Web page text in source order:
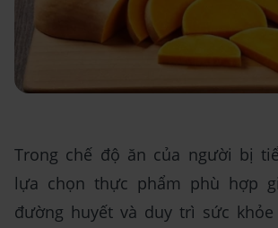
Trong chế độ ăn của người bị
lựa chọn thực phẩm phù hợp
đường huyết và duy trì sức